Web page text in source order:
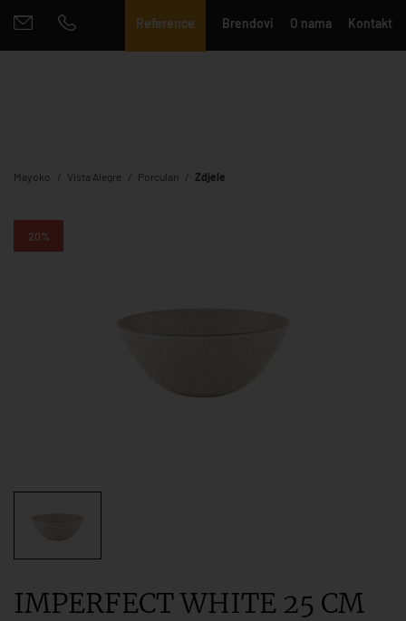
Reference Brendovi O nama Kontakt
Mayoko Vista Alegre Porculan Zdjele
20%
IMPERFECT WHITE 25 CM